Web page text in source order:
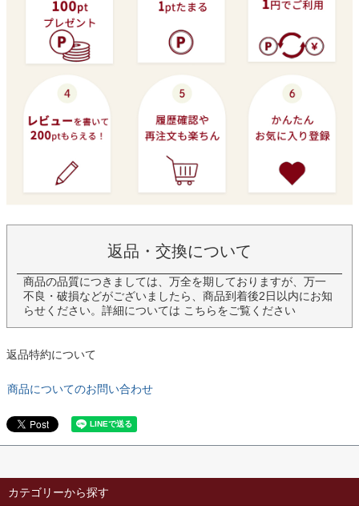
返品・交換について
商品の品質につきましては、万全を期しておりますが、万一
不良・破損などがございましたら、商品到着後2日以内にお知
らせください。詳細については こちらをご覧ください
返品特約について
商品についてのお問い合わせ
カテゴリーから探す